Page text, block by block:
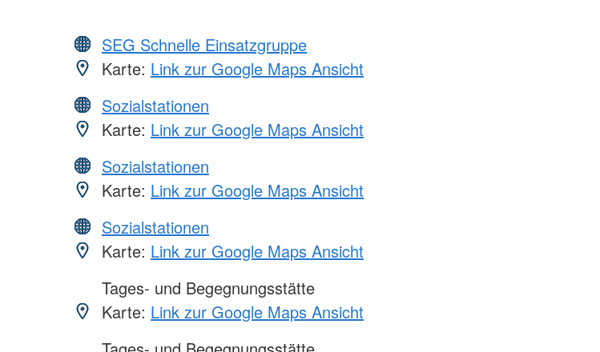
SEG Schnelle Einsatzgruppe
Karte: Link zur Google Maps Ansicht
Sozialstationen
Karte: Link zur Google Maps Ansicht
Sozialstationen
Karte: Link zur Google Maps Ansicht
Sozialstationen
Karte: Link zur Google Maps Ansicht
Tages- und Begegnungsstätte
Karte: Link zur Google Maps Ansicht